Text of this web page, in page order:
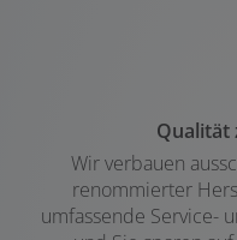
Qualität
Wir verbauen
renommierter
umfassende Service-